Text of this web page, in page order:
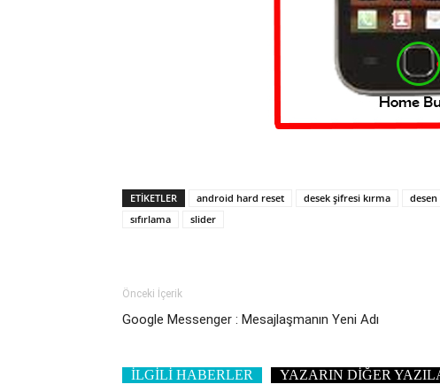
ETIKETLER android hard reset desek şifresi kırma desen
sıfırlama
slider
Önceki İçerik
Google Messenger : Mesajlaşmanın Yeni Adı
İLGİLİ HABERLER YAZARIN DİĞER